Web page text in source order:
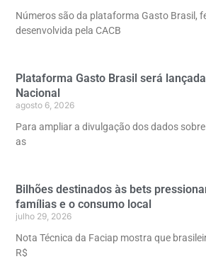
Números são da plataforma Gasto Brasil,
desenvolvida pela CACB
Plataforma Gasto Brasil será
Nacional
agosto 6, 2026
Para ampliar a divulgação dos dados
as
Bilhões destinados às bets
famílias e o consumo local
julho 29, 2026
Nota Técnica da Faciap mostra que
R$